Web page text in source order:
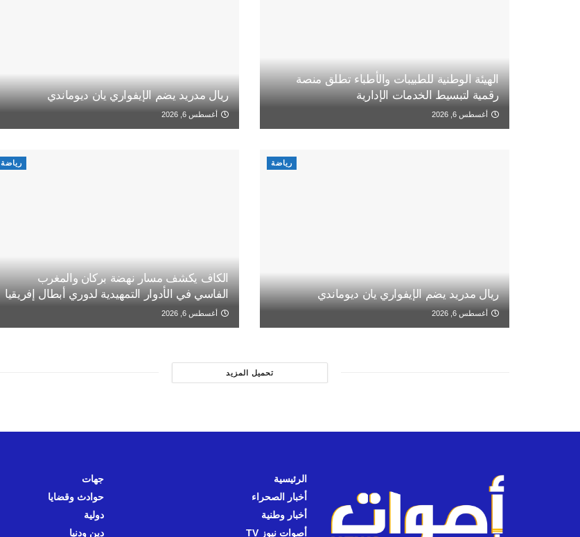
الهيئة الوطنية للطبيبات والأطباء تطلق منصة
رقمية لتبسيط الخدمات الإدارية
أغسطس 6, 2026
ريال مدريد يضم الإيفواري يان ديوماندي
أغسطس 6, 2026
رياضة
ريال مدريد يضم الإيفواري يان ديوماندي
أغسطس 6, 2026
رياضة
الكاف يكشف مسار نهضة بركان والمغرب
الفاسي في الأدوار التمهيدية لدوري أبطال إفريقيا
أغسطس 6, 2026
تحميل المزيد
الرئيسية
أخبار الصحراء
أخبار وطنية
أصوات نيوز TV
جهات
حوادث وقضايا
دولية
دين ودنيا